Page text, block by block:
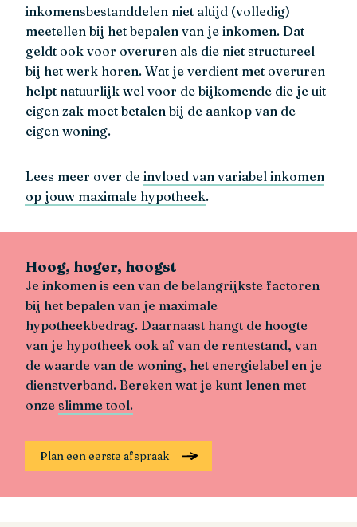
inkomensbestanddelen niet altijd (volledig)
meetellen bij het bepalen van je inkomen. Dat
geldt ook voor overuren als die niet structureel
bij het werk horen. Wat je verdient met overuren
helpt natuurlijk wel voor de bijkomende die je uit
eigen zak moet betalen bij de aankop van de
eigen woning.
Lees meer over de invloed van variabel inkomen
op jouw maximale hypotheek.
Hoog, hoger, hoogst
Je inkomen is een van de belangrijkste factoren
bij het bepalen van je maximale
hypotheekbedrag. Daarnaast hangt de hoogte
van je hypotheek ook af van de rentestand, van
de waarde van de woning, het energielabel en je
dienstverband. Bereken wat je kunt lenen met
onze slimme tool.
Plan een eerste afspraak